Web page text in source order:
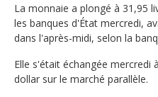
La monnaie a plongé à 31,95
les banques d'État mercredi,
dans l'après-midi, selon la
Elle s'était échangée mercredi
dollar sur le marché parallèle.